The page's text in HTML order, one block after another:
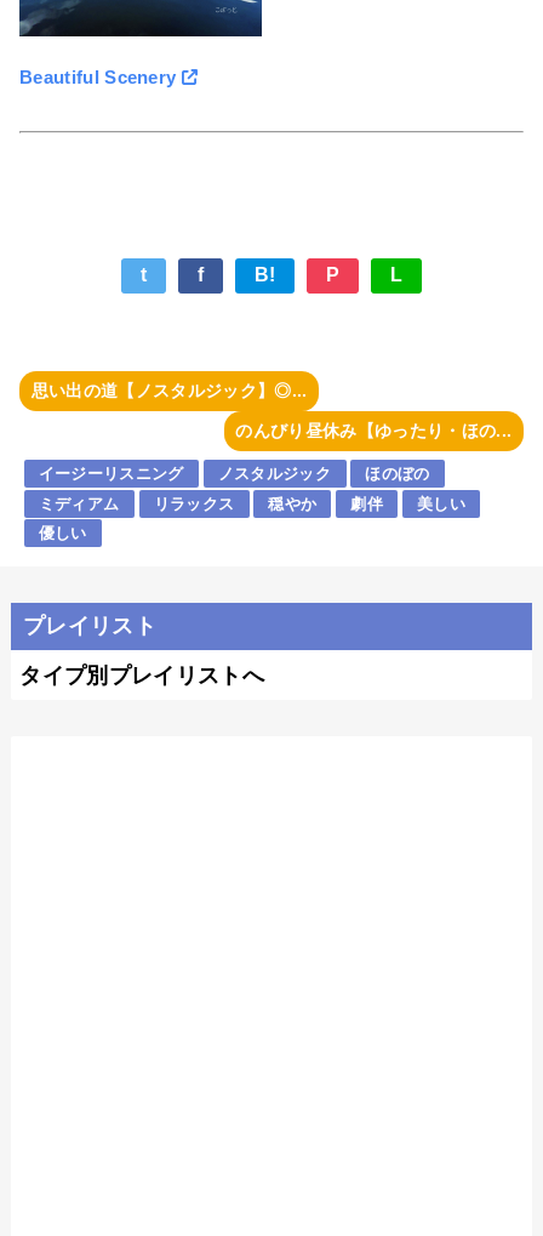
Beautiful Scenery
t f B! P L
思い出の道【ノスタルジック】◎...
のんびり昼休み【ゆったり・ほの...
イージーリスニング ノスタルジック
ほのぼの
ミディアム
リラックス 穏やか 劇伴
美しい
優しい
プレイリスト
タイプ別プレイリストへ